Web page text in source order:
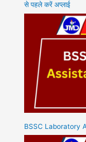
से पहले करें अप्लाई
BSSC Laboratory